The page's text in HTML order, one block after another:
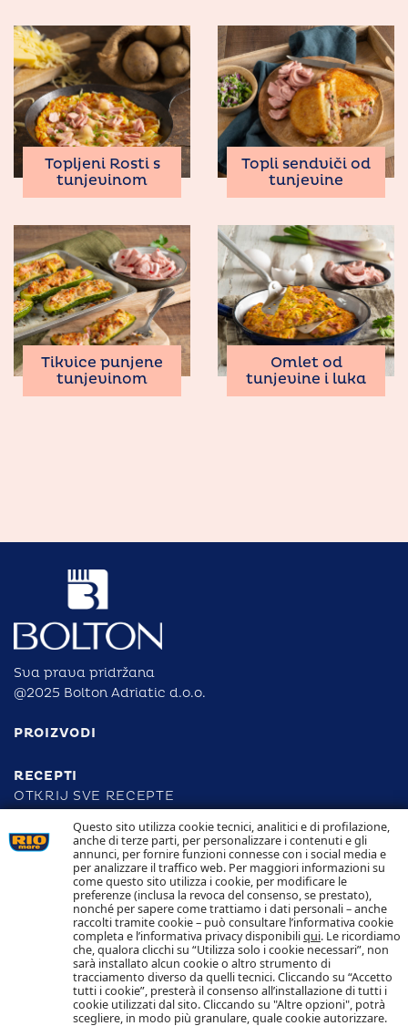
Questo sito utilizza cookie tecnici, analitici e di profilazione,
anche di terze parti, per personalizzare i contenuti e gli
annunci, per fornire funzioni connesse con i social media e
per analizzare il traffico web. Per maggiori informazioni su
come questo sito utilizza i cookie, per modificare le
preferenze (inclusa la revoca del consenso, se prestato),
nonché per sapere come trattiamo i dati personali – anche
raccolti tramite cookie – può consultare l’informativa cookie
completa e l’informativa privacy disponibiliqui. Le ricordiamo
che, qualora clicchi su “Utilizza solo i cookie necessari”, non
sarà installato alcun cookie o altro strumento di
tracciamento diverso da quelli tecnici. Cliccando su “Accetto
tutti i cookie”, presterà il consenso all’installazione di tutti i
cookie utilizzati dal sito. Cliccando su "Altre opzioni", potrà
scegliere, in modo più granulare, quale cookie autorizzare.
Topljeni Rosti s
tunjevinom
Topli sendviči od
tunjevine
Tikvice punjene
tunjevinom
Omlet od
tunjevine i luka
Sva prava pridržana
@2025 Bolton Adriatic d.o.o.
PROIZVODI
RECEPTI
OTKRIJ SVE RECEPTE
ODGOVORNOST
SLJEDIVOST
KONTAKTIRAJTE NAS
POLITIKA KOLAČIĆA POLITIKA PRIVATNOSTI
Pratite nas